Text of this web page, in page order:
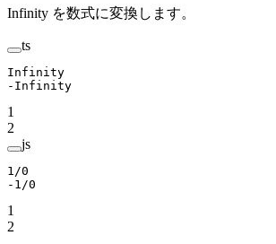
Infinity を数式に変換します。
ts
Infinity
- Infinity
1
2
js
1/0
- 1/0
1
2